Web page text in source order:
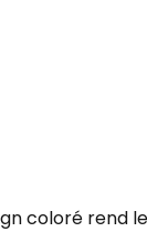
coloré rend